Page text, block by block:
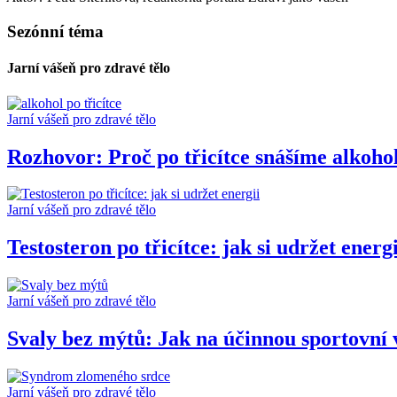
Sezónní téma
Jarní vášeň pro zdravé tělo
Jarní vášeň pro zdravé tělo
Rozhovor: Proč po třicítce snášíme
Jarní vášeň pro zdravé tělo
Testosteron po třicítce: jak si udržet
Jarní vášeň pro zdravé tělo
Svaly bez mýtů: Jak na účinnou sportovní
Jarní vášeň pro zdravé tělo